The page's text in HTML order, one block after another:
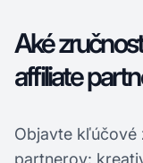
Aké
affiliate
Objavte kľúčové
partnerov: